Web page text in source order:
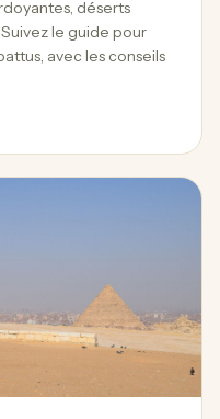
déserts
le guide pour
avec les conseils